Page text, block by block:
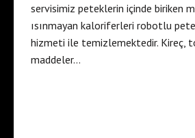
servisimiz peteklerin içinde biriken
ısınmayan kaloriferleri robotlu
hizmeti ile temizlemektedir. Kireç,
maddeler…